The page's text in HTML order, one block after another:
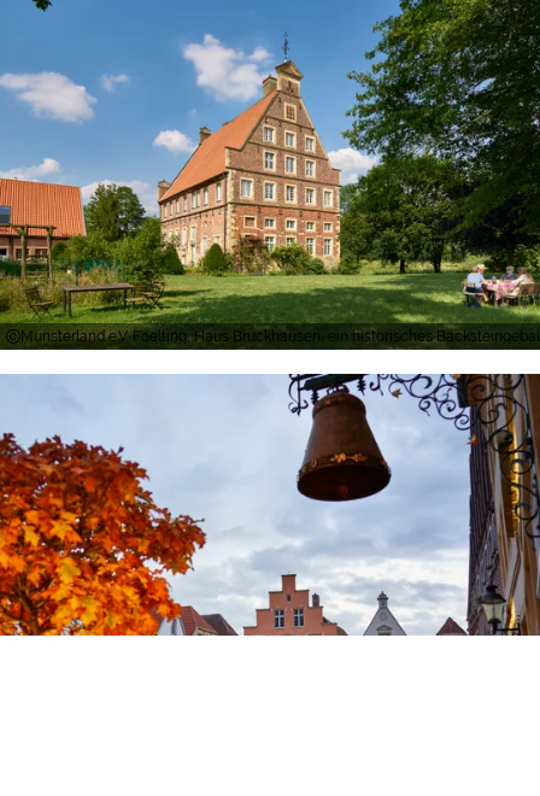
Münsterland e.V. Foelting, Haus Brückhausen, ein historisches